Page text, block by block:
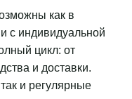
как в
с индивидуальной
цикл: от
и доставки.
и регулярные